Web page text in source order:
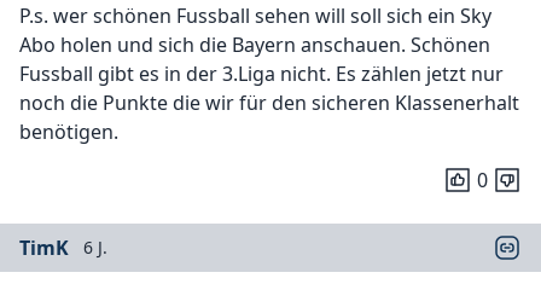
P.s. wer schönen Fussball sehen will soll sich ein Sky
Abo holen und sich die Bayern anschauen. Schönen
Fussball gibt es in der 3.Liga nicht. Es zählen jetzt nur
noch die Punkte die wir für den sicheren Klassenerhalt
benötigen.
0
TimK 6 J.